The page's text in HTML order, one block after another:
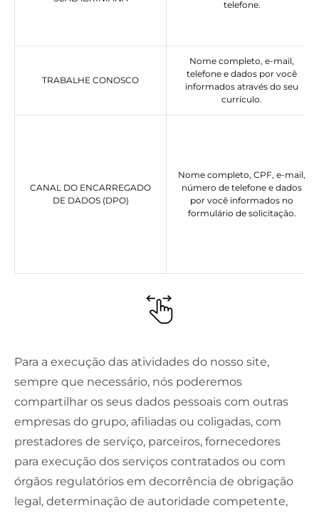
telefone.
TRABALHE CONOSCO
Nome completo, e-mail,
telefone e dados por você
informados através do seu
currículo.
CANAL DO ENCARREGADO
DE DADOS (DPO)
Nome completo, CPF, e-mail,
número de telefone e dados
por você informados no
formulário de solicitação.
Para a execução das atividades do nosso site,
sempre que necessário, nós poderemos
compartilhar os seus dados pessoais com outras
empresas do grupo, afiliadas ou coligadas, com
prestadores de serviço, parceiros, fornecedores
para execução dos serviços contratados ou com
órgãos regulatórios em decorrência de obrigação
legal, determinação de autoridade competente,